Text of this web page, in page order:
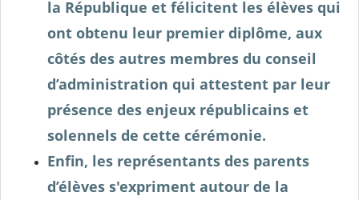
la République et félicitent les élèves qui
ont obtenu leur premier diplôme, aux
côtés des autres membres du conseil
d’administration qui attestent par leur
présence des enjeux républicains et
solennels de cette cérémonie.
Enfin, les représentants des parents
d’élèves s'expriment autour de la